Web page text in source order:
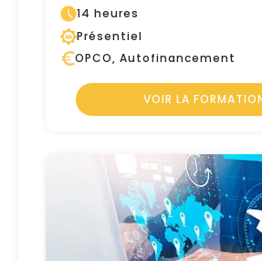
14 heures
Présentiel
OPCO, Autofinancement
VOIR LA